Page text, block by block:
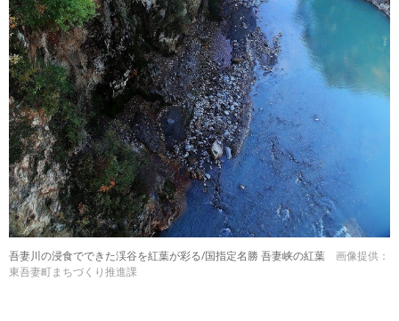
吾妻川の浸食でできた渓谷を紅葉が彩る/国指定名勝 吾妻峡の紅葉
画像提供：
東吾妻町まちづくり推進課